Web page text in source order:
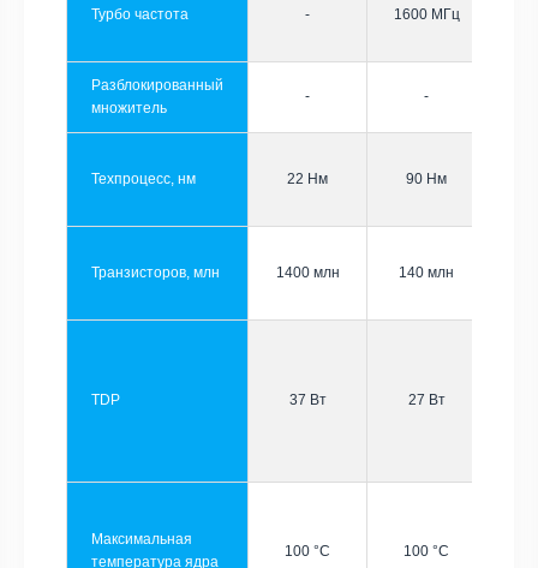
Турбо частота - 1600 МГц
Разблокированный
множитель
- -
Техпроцесс, нм 22 Нм 90 Нм
Транзисторов, млн 1400 млн 140 млн
TDP 37 Вт 27 Вт
Максимальная
температура ядра
100 °C 100 °C